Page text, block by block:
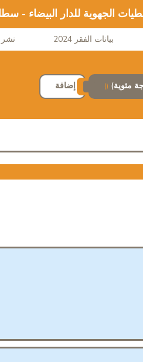
الجهوية للدار البيضاء -
بيانات الفقر 2024 نشر
مئوية) () إضافة